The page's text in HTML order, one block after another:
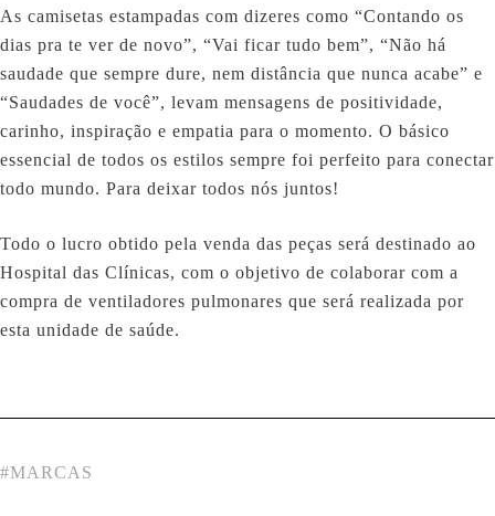
As camisetas estampadas com dizeres como “Contando os
dias pra te ver de novo”, “Vai ficar tudo bem”, “Não há
saudade que sempre dure, nem distância que nunca acabe” e
“Saudades de você”, levam mensagens de positividade,
carinho, inspiração e empatia para o momento. O básico
essencial de todos os estilos sempre foi perfeito para conectar
todo mundo. Para deixar todos nós juntos!
Todo o lucro obtido pela venda das peças será destinado ao
Hospital das Clínicas, com o objetivo de colaborar com a
compra de ventiladores pulmonares que será realizada por
esta unidade de saúde.
#MARCAS